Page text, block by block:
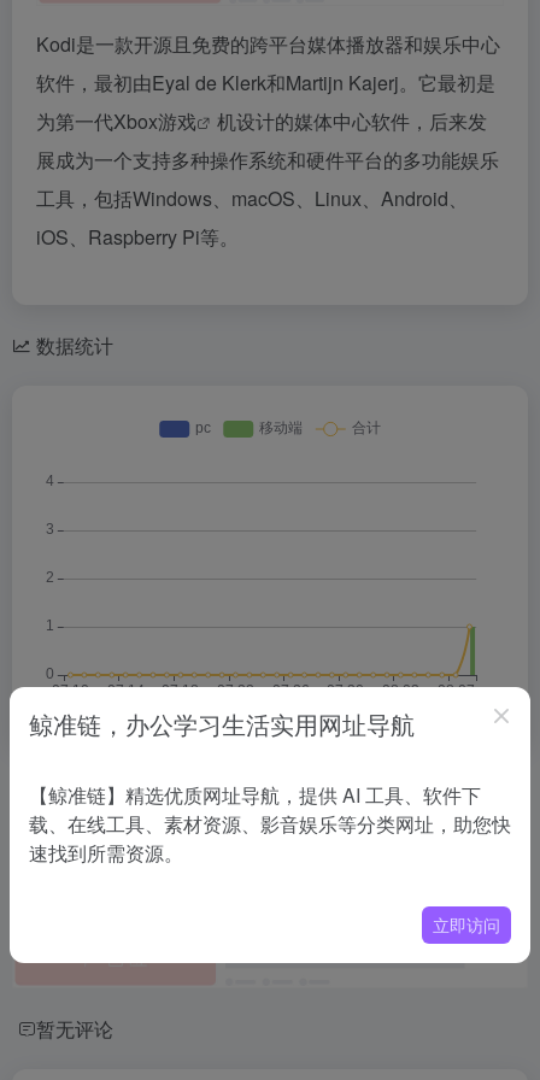
Kodi是一款开源且免费的跨平台媒体播放器和娱乐中心
软件，最初由Eyal de Klerk和Martijn Kajerj。它最初是
为第一代Xbox游戏
机设计的媒体中心软件，后来发
展成为一个支持多种操作系统和硬件平台的多功能娱乐
工具，包括Windows、macOS、Linux、Android、
iOS、Raspberry Pi等。
数据统计
相关导航
暂无评论
鲸准链，办公学习生活实用网址导航
【鲸准链】精选优质网址导航，提供 AI 工具、软件下
载、在线工具、素材资源、影音娱乐等分类网址，助您快
速找到所需资源。
立即访问